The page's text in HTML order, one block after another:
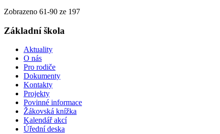
Zobrazeno 61-90 ze 197
Základní škola
Aktuality
O nás
Pro rodiče
Dokumenty
Kontakty
Projekty
Povinné informace
Žákovská knížka
Kalendář akcí
Úřední deska